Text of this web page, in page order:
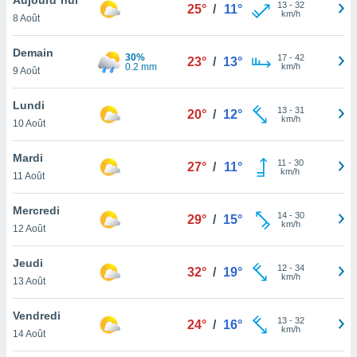
et
»,
au
vous
qu'ils
ou
le
ainsi
un
la
du
8 Août
25° / 11° 13- 32
km/h
Demain
9 Août
30%
0.2 mm
23° / 13° 17- 42
km/h
Lundi
10 Août
20° / 12° 13- 31
km/h
Mardi
11 Août
27° / 11° 11 - 30
km/h
Mercredi
12 Août
29° / 15° 14- 30
km/h
Jeudi
13 Août
32° / 19° 12- 34
km/h
Vendredi
14 Août
24° / 16° 13- 32
km/h